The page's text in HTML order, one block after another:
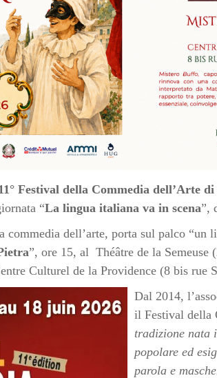
Festival della Commedia dell’Arte di
“La lingua italiana va in scena”,
dell’arte, porta sul palco “un
”, ore 15, al Théâtre de la Semeuse
Culturel de la Providence (8 bis rue
Dal 2014,
il Festival della
tradizione nata
popolare ed
parola e